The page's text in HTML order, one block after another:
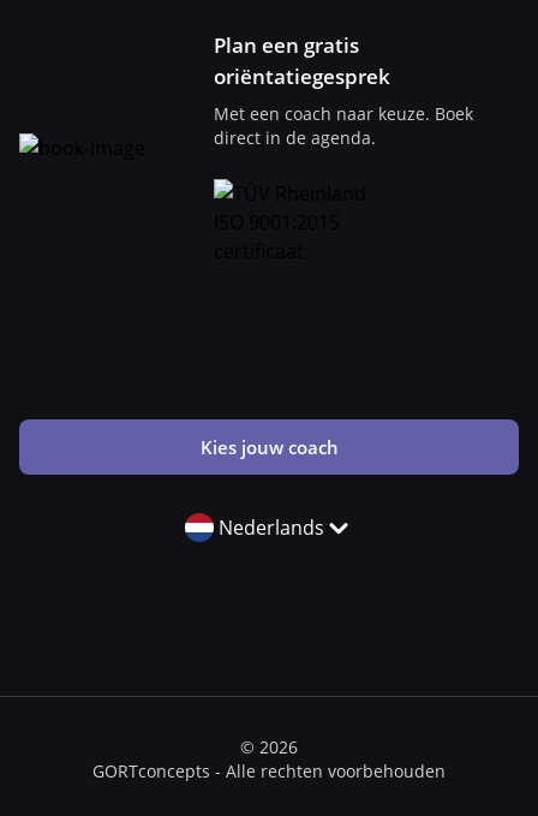
Plan een gratis
oriëntatiegesprek
Met een coach naar keuze. Boek
direct in de agenda.
Kies jouw coach
Nederlands
© 2026
GORTconcepts - Alle rechten voorbehouden